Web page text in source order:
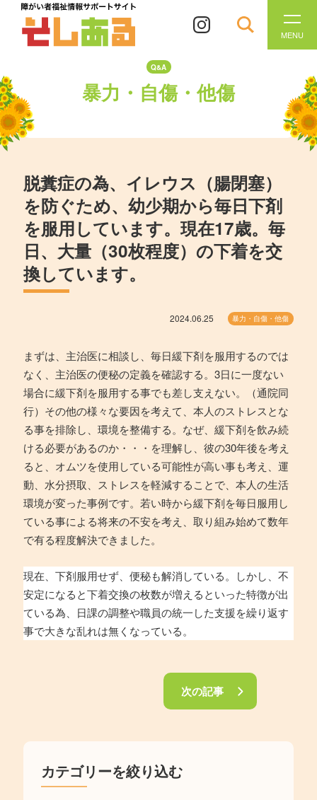
MENU
Q&A
暴力・自傷・他傷
脱糞症の為、イレウス（腸閉塞）
を防ぐため、幼少期から毎日下剤
を服用しています。現在17歳。毎
日、大量（30枚程度）の下着を交
換しています。
2024.06.25 暴力・自傷・他傷
まずは、主治医に相談し、毎日緩下剤を服用するのでは
なく、主治医の便秘の定義を確認する。3日に一度ない
場合に緩下剤を服用する事でも差し支えない。（通院同
行）その他の様々な要因を考えて、本人のストレスとな
る事を排除し、環境を整備する。なぜ、緩下剤を飲み続
ける必要があるのか・・・を理解し、彼の30年後を考え
ると、オムツを使用している可能性が高い事も考え、運
動、水分摂取、ストレスを軽減することで、本人の生活
環境が変った事例です。若い時から緩下剤を毎日服用し
ている事による将来の不安を考え、取り組み始めて数年
で有る程度解決できました。
現在、下剤服用せず、便秘も解消している。しかし、不
安定になると下着交換の枚数が増えるといった特徴が出
ている為、日課の調整や職員の統一した支援を繰り返す
事で大きな乱れは無くなっている。
次の記事
カテゴリーを絞り込む